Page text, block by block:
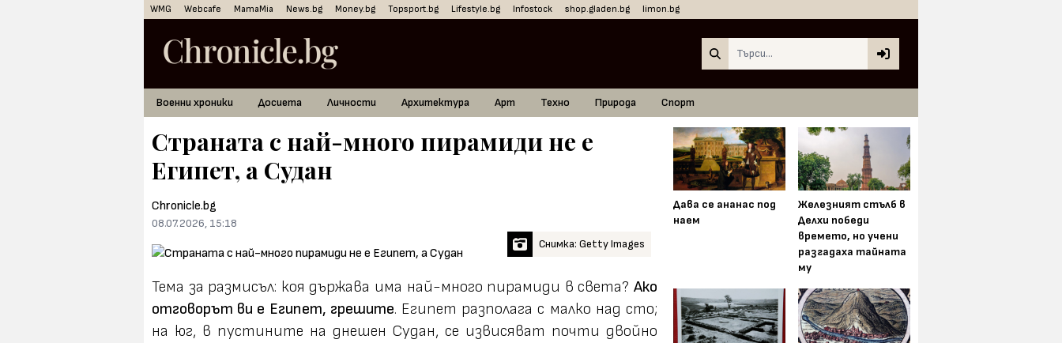
WMG Webcafe MamaMia News.bg Money.bg Topsport.bg Lifestyle.bg Infostock shop.gladen.bg limon.bg
Военни хроники Досиета Личности Архитектура Арт Техно Природа Спорт
Страната с най-много пирамиди не е
Египет, а Судан
Chronicle.bg
08.07.2026, 15:18
Снимка: Getty Images
Тема за размисъл: коя държава има най-много пирамиди в света? Ако
отговорът ви е Египет, грешите. Египет разполага с малко над сто;
на юг, в пустините на днешен Судан, се извисяват почти двойно
Дава се ананас под
наем
Железният стълб в
Делхи победи
времето, но учени
разгадаха тайната
му